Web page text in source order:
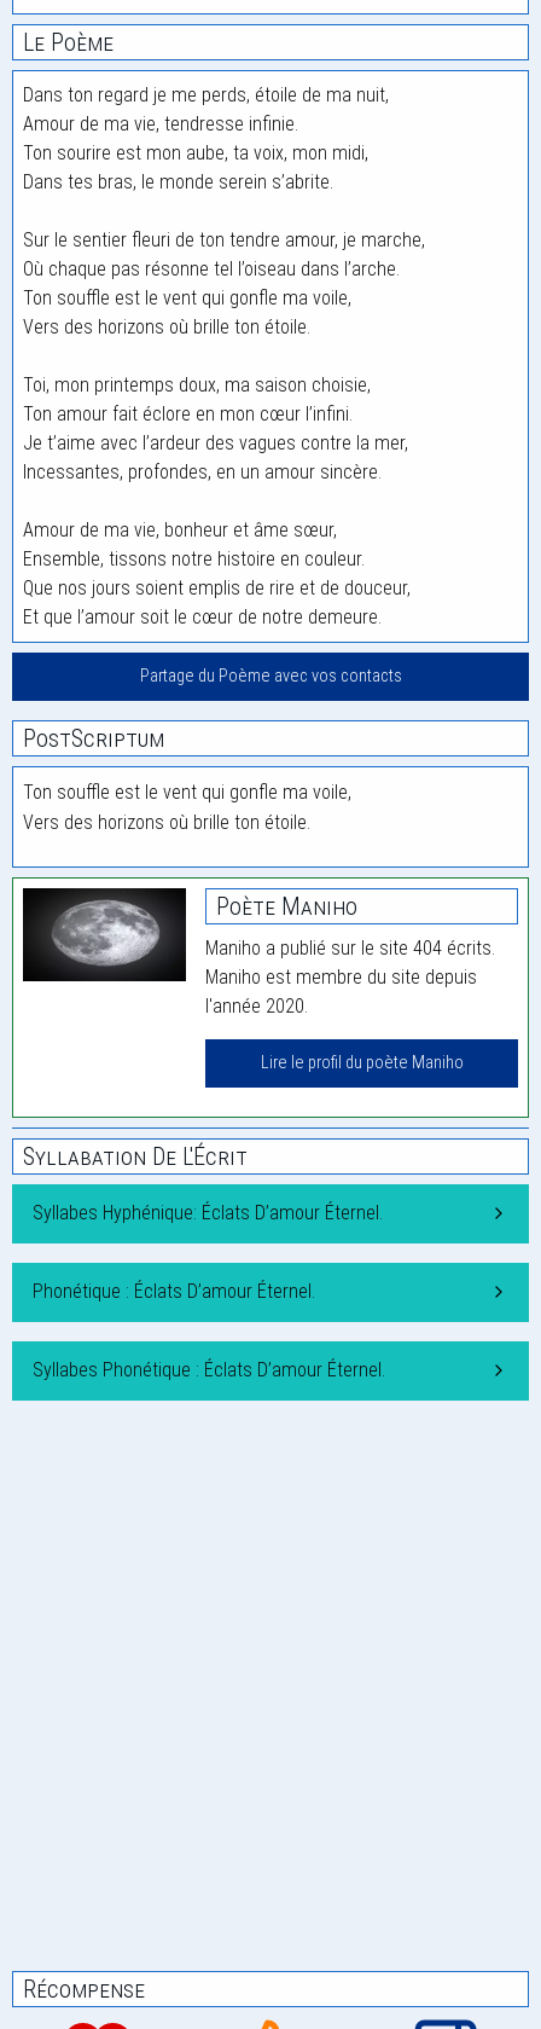
Le Poème
Dans ton regard je me perds, étoile de ma nuit,
Amour de ma vie, tendresse infinie.
Ton sourire est mon aube, ta voix, mon midi,
Dans tes bras, le monde serein s’abrite.
Sur le sentier fleuri de ton tendre amour, je marche,
Où chaque pas résonne tel l’oiseau dans l’arche.
Ton souffle est le vent qui gonfle ma voile,
Vers des horizons où brille ton étoile.
Toi, mon printemps doux, ma saison choisie,
Ton amour fait éclore en mon cœur l’infini.
Je t’aime avec l’ardeur des vagues contre la mer,
Incessantes, profondes, en un amour sincère.
Amour de ma vie, bonheur et âme sœur,
Ensemble, tissons notre histoire en couleur.
Que nos jours soient emplis de rire et de douceur,
Et que l’amour soit le cœur de notre demeure.
Partage du Poème avec vos contacts
PostScriptum
Ton souffle est le vent qui gonfle ma voile,
Vers des horizons où brille ton étoile.
Poète Maniho
Maniho a publié sur le site 404 écrits.
Maniho est membre du site depuis
l'année 2020.
Lire le profil du poète Maniho
Syllabation De L'Écrit
Syllabes Hyphénique: Éclats D’amour Éternel.
Phonétique : Éclats D’amour Éternel.
Syllabes Phonétique : Éclats D’amour Éternel.
Récompense